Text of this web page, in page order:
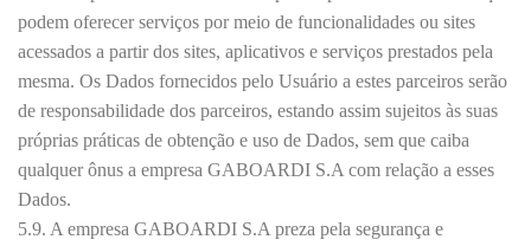
podem oferecer serviços por meio de funcionalidades ou sites
acessados a partir dos sites, aplicativos e serviços prestados pela
mesma. Os Dados fornecidos pelo Usuário a estes parceiros serão
de responsabilidade dos parceiros, estando assim sujeitos às suas
próprias práticas de obtenção e uso de Dados, sem que caiba
qualquer ônus a empresa GABOARDI S.A com relação a esses
Dados.
5.9. A empresa GABOARDI S.A preza pela segurança e